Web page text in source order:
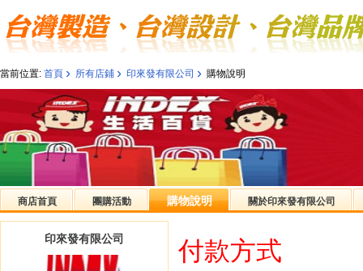
當前位置: 首頁 › 所有店鋪 › 印來發有限公司 › 購物說明
商店首頁 團購活動 購物說明 關於印來發有限公司
印來發有限公司
付款方式